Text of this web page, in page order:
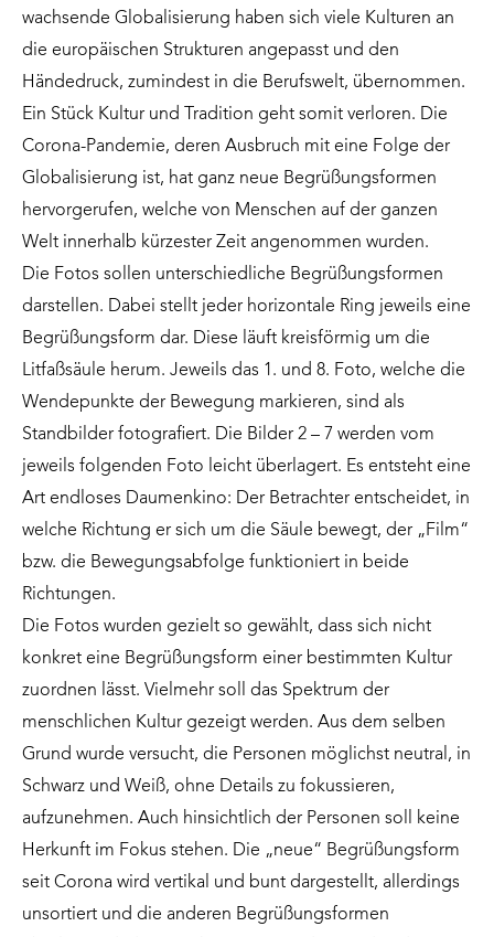
wachsende Globalisierung haben sich viele Kulturen an
die europäischen Strukturen angepasst und den
Händedruck, zumindest in die Berufswelt, übernommen.
Ein Stück Kultur und Tradition geht somit verloren. Die
Corona-Pandemie, deren Ausbruch mit eine Folge der
Globalisierung ist, hat ganz neue Begrüßungsformen
hervorgerufen, welche von Menschen auf der ganzen
Welt innerhalb kürzester Zeit angenommen wurden.
Die Fotos sollen unterschiedliche Begrüßungsformen
darstellen. Dabei stellt jeder horizontale Ring jeweils eine
Begrüßungsform dar. Diese läuft kreisförmig um die
Litfaßsäule herum. Jeweils das 1. und 8. Foto, welche die
Wendepunkte der Bewegung markieren, sind als
Standbilder fotografiert. Die Bilder 2 – 7 werden vom
jeweils folgenden Foto leicht überlagert. Es entsteht eine
Art endloses Daumenkino: Der Betrachter entscheidet, in
welche Richtung er sich um die Säule bewegt, der „Film“
bzw. die Bewegungsabfolge funktioniert in beide
Richtungen.
Die Fotos wurden gezielt so gewählt, dass sich nicht
konkret eine Begrüßungsform einer bestimmten Kultur
zuordnen lässt. Vielmehr soll das Spektrum der
menschlichen Kultur gezeigt werden. Aus dem selben
Grund wurde versucht, die Personen möglichst neutral, in
Schwarz und Weiß, ohne Details zu fokussieren,
aufzunehmen. Auch hinsichtlich der Personen soll keine
Herkunft im Fokus stehen. Die „neue“ Begrüßungsform
seit Corona wird vertikal und bunt dargestellt, allerdings
unsortiert und die anderen Begrüßungsformen